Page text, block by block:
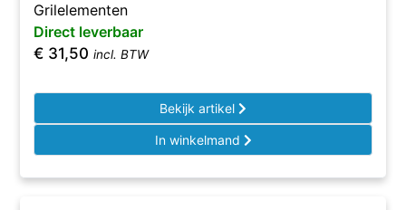
Grilelementen
Direct leverbaar
€ 31,50 incl. BTW
Bekijk artikel
In winkelmand